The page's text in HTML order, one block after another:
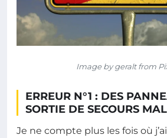
Image by geralt from
ERREUR N°1 : DES
SORTIE DE SECOURS
Je ne compte plus les fois où